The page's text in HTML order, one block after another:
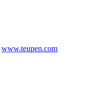
www.teupen.com